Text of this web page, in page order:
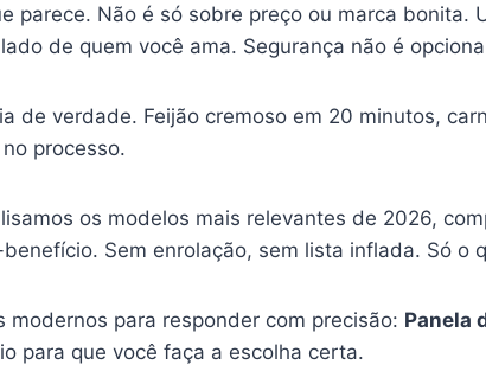
parece. Não é só sobre preço ou marca bonita.
de quem você ama. Segurança não é
de verdade. Feijão cremoso em 20 minutos,
processo.
os modelos mais relevantes de 2026,
Sem enrolação, sem lista inflada. Só o
para responder com precisão: Panela
para que você faça a escolha certa.